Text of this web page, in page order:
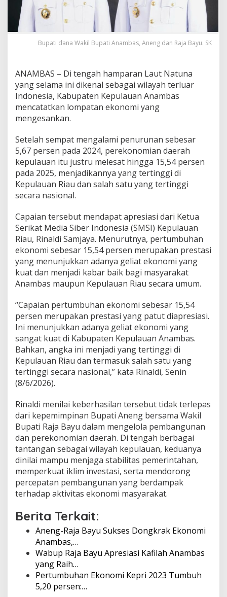
a
,
E
k
o
n
A
n
a
m
a
a
n
k
i
t
d
a
n
e
l
e
s
a
t
1
5
P
e
r
s
n
Bupati dana Wakil Bupati Anambas, Aneng dan Raja Bayu. SK
ANAMBAS – Di tengah hamparan Laut Natuna
yang selama ini dikenal sebagai wilayah terluar
Indonesia, Kabupaten Kepulauan Anambas
mencatatkan lompatan ekonomi yang
mengesankan.
Setelah sempat mengalami penurunan sebesar
5,67 persen pada 2024, perekonomian daerah
kepulauan itu justru melesat hingga 15,54 persen
pada 2025, menjadikannya yang tertinggi di
Kepulauan Riau dan salah satu yang tertinggi
secara nasional.
Capaian tersebut mendapat apresiasi dari Ketua
Serikat Media Siber Indonesia (SMSI) Kepulauan
Riau, Rinaldi Samjaya. Menurutnya, pertumbuhan
ekonomi sebesar 15,54 persen merupakan prestasi
yang menunjukkan adanya geliat ekonomi yang
kuat dan menjadi kabar baik bagi masyarakat
Anambas maupun Kepulauan Riau secara umum.
“Capaian pertumbuhan ekonomi sebesar 15,54
persen merupakan prestasi yang patut diapresiasi.
Ini menunjukkan adanya geliat ekonomi yang
sangat kuat di Kabupaten Kepulauan Anambas.
Bahkan, angka ini menjadi yang tertinggi di
Kepulauan Riau dan termasuk salah satu yang
tertinggi secara nasional,” kata Rinaldi, Senin
(8/6/2026).
Rinaldi menilai keberhasilan tersebut tidak terlepas
dari kepemimpinan Bupati Aneng bersama Wakil
Bupati Raja Bayu dalam mengelola pembangunan
dan perekonomian daerah. Di tengah berbagai
tantangan sebagai wilayah kepulauan, keduanya
dinilai mampu menjaga stabilitas pemerintahan,
memperkuat iklim investasi, serta mendorong
percepatan pembangunan yang berdampak
terhadap aktivitas ekonomi masyarakat.
Berita Terkait:
Aneng-Raja Bayu Sukses Dongkrak Ekonomi
Anambas,…
Wabup Raja Bayu Apresiasi Kafilah Anambas
yang Raih…
Pertumbuhan Ekonomi Kepri 2023 Tumbuh
5,20 persen:…